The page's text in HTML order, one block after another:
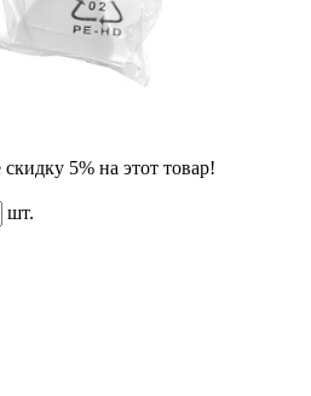
5% на этот товар!
шт.